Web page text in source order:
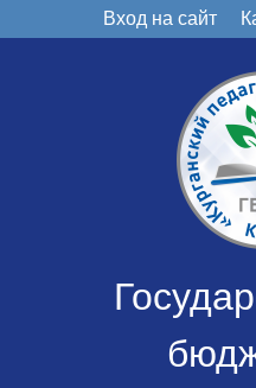
Вход на сайт